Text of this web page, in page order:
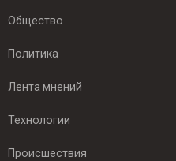
Общество
Политика
Лента мнений
Технологии
Происшествия